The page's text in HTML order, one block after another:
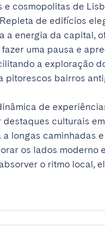
e cosmopolitas de
de edifícios
a energia da capital,
uma pausa e
a exploração
pitorescos bairros
de
culturais
longas caminhadas
os lados moderno
o ritmo local,